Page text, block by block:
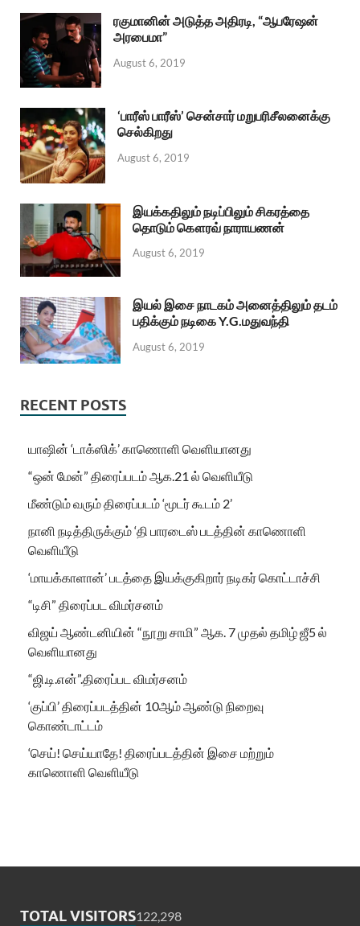
ரகுமானின் அடுத்த அதிரடி, “ஆபரேஷன்
அரபைமா”
August 6, 2019
‘பாரீஸ் பாரீஸ்’ சென்சார் மறுபரிசீலனைக்கு
செல்கிறது
August 6, 2019
இயக்கதிலும் நடிப்பிலும் சிகரத்தை
தொடும் கௌரவ் நாராயணன்
August 6, 2019
இயல் இசை நாடகம் அனைத்திலும் தடம்
பதிக்கும் நடிகை Y.G.மதுவந்தி
August 6, 2019
RECENT POSTS
யாஷின் ‘டாக்ஸிக்’ காணொளி வெளியானது
“ஒன் மேன்” திரைப்படம் ஆக.21 ல் வெளியீடு
மீண்டும் வரும் திரைப்படம் ‘மூடர் கூடம் 2’
நானி நடித்திருக்கும் ‘தி பாரடைஸ் படத்தின் காணொளி
வெளியீடு
‘மாயக்காளான்’ படத்தை இயக்குகிறார் நடிகர் கொட்டாச்சி
“டிசி” திரைப்பட விமர்சனம்
விஜய் ஆண்டனியின் “நூறு சாமி” ஆக. 7 முதல் தமிழ் ஜீ5 ல்
வெளியானது
“ஜி.டி.என்”.திரைப்பட விமர்சனம்
‘குப்பி’ திரைப்படத்தின் 10ஆம் ஆண்டு நிறைவு
கொண்டாட்டம்
‘செய்! செய்யாதே! திரைப்படத்தின் இசை மற்றும்
காணொளி வெளியீடு
TOTAL VISITORS122,298